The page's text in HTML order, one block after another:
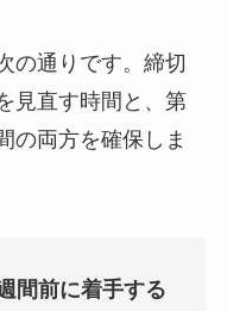
の通りです。締切
見直す時間と、第
の両方を確保しま
間前に着手する